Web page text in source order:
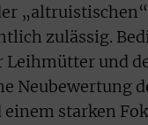
zulässig.
und
Neubewertung
starken